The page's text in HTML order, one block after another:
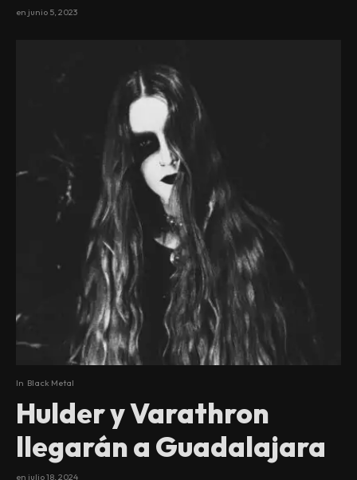
en junio 5, 2023
In Black Metal
Hulder y Varathron
llegarán a Guadalajara
en julio 18, 2024